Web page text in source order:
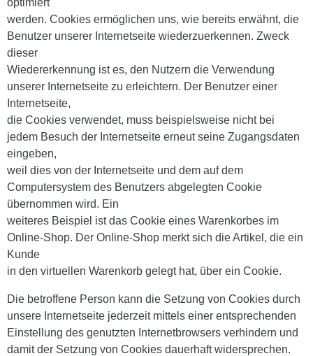
optimiert
werden. Cookies ermöglichen uns, wie bereits erwähnt, die
Benutzer unserer Internetseite wiederzuerkennen. Zweck
dieser
Wiedererkennung ist es, den Nutzern die Verwendung
unserer Internetseite zu erleichtern. Der Benutzer einer
Internetseite,
die Cookies verwendet, muss beispielsweise nicht bei
jedem Besuch der Internetseite erneut seine Zugangsdaten
eingeben,
weil dies von der Internetseite und dem auf dem
Computersystem des Benutzers abgelegten Cookie
übernommen wird. Ein
weiteres Beispiel ist das Cookie eines Warenkorbes im
Online-Shop. Der Online-Shop merkt sich die Artikel, die ein
Kunde
in den virtuellen Warenkorb gelegt hat, über ein Cookie.
Die betroffene Person kann die Setzung von Cookies durch
unsere Internetseite jederzeit mittels einer entsprechenden
Einstellung des genutzten Internetbrowsers verhindern und
damit der Setzung von Cookies dauerhaft widersprechen.